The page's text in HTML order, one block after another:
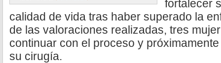
fortalecer
calidad de vida tras haber superado la
de las valoraciones realizadas, tres
continuar con el proceso y
su cirugía.